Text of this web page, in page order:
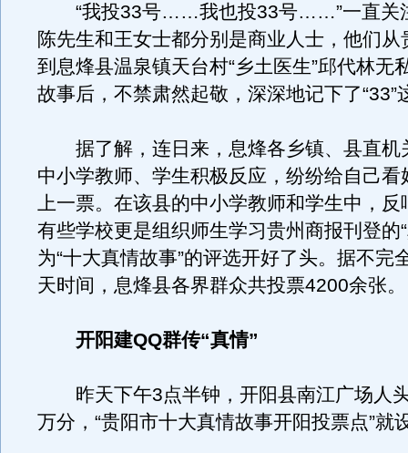
“我投33号……我也投33号……”一直关
陈先生和王女士都分别是商业人士，他们从
到息烽县温泉镇天台村“乡土医生”邱代林无
故事后，不禁肃然起敬，深深地记下了“33”
据了解，连日来，息烽各乡镇、县直机
中小学教师、学生积极反应，纷纷给自己看
上一票。在该县的中小学教师和学生中，反
有些学校更是组织师生学习贵州商报刊登的
为“十大真情故事”的评选开好了头。据不完
天时间，息烽县各界群众共投票4200余张。
开阳建QQ群传“真情”
昨天下午3点半钟，开阳县南江广场人
万分，“贵阳市十大真情故事开阳投票点”就